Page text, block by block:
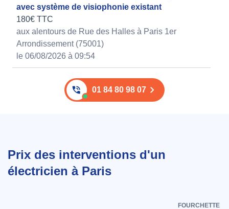
avec système de visiophonie existant
180€ TTC
aux alentours de Rue des Halles à Paris 1er
Arrondissement (75001)
le 06/08/2026 à 09:54
01 84 80 98 07
Prix des interventions d'un
électricien à Paris
FOURCHETTE